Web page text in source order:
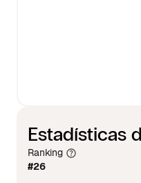
Estadísticas
Ranking
#26